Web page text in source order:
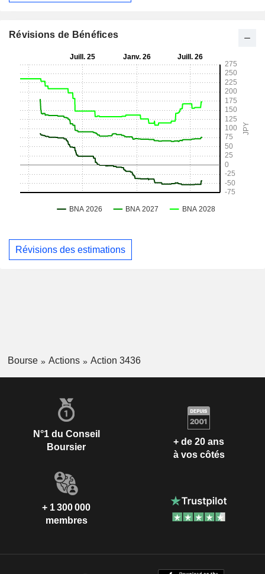
Révisions de Bénéfices
Révisions des estimations
Bourse Actions Action 3436
N°1 du Conseil
Boursier
+ de 20 ans
à vos côtés
+ 1 300 000
membres